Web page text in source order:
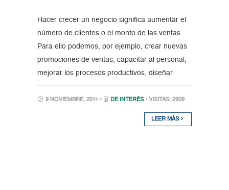
Hacer crecer un negocio significa aumentar el
número de clientes o el monto de las ventas.
Para ello podemos, por ejemplo, crear nuevas
promociones de ventas, capacitar al personal,
mejorar los procesos productivos, diseñar
9 NOVIEMBRE, 2011 • DE INTERÉS • VISITAS: 2909
LEER MÁS